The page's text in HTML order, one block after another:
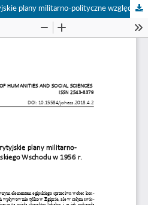
Polityka niespójności – brytyjskie plany militarno-polityczne względem Bliskiego Wschodu w 1956 r.